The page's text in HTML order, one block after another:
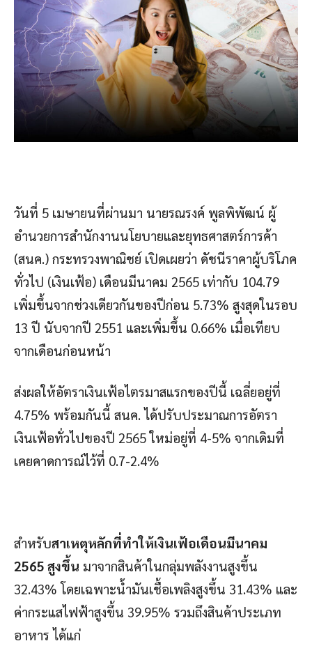
วันที่ 5 เมษายนที่ผ่านมา นายรณรงค์ พูลพิพัฒน์ ผู้
อำนวยการสำนักงานนโยบายและยุทธศาสตร์การค้า
(สนค.) กระทรวงพาณิชย์ เปิดเผยว่า ดัชนีราคาผู้บริโภค
ทั่วไป (เงินเฟ้อ) เดือนมีนาคม 2565 เท่ากับ 104.79
เพิ่มขึ้นจากช่วงเดียวกันของปีก่อน 5.73% สูงสุดในรอบ
13 ปี นับจากปี 2551 และเพิ่มขึ้น 0.66% เมื่อเทียบ
จากเดือนก่อนหน้า
ส่งผลให้อัตราเงินเฟ้อไตรมาสแรกของปีนี้ เฉลี่ยอยู่ที่
4.75% พร้อมกันนี้ สนค. ได้ปรับประมาณการอัตรา
เงินเฟ้อทั่วไปของปี 2565 ใหม่อยู่ที่ 4-5% จากเดิมที่
เคยคาดการณ์ไว้ที่ 0.7-2.4%
สำหรับสาเหตุหลักที่ทำให้เงินเฟ้อเดือนมีนาคม
2565 สูงขึ้น มาจากสินค้าในกลุ่มพลังงานสูงขึ้น
32.43% โดยเฉพาะน้ำมันเชื้อเพลิงสูงขึ้น 31.43% และ
ค่ากระแสไฟฟ้าสูงขึ้น 39.95% รวมถึงสินค้าประเภท
อาหาร ได้แก่